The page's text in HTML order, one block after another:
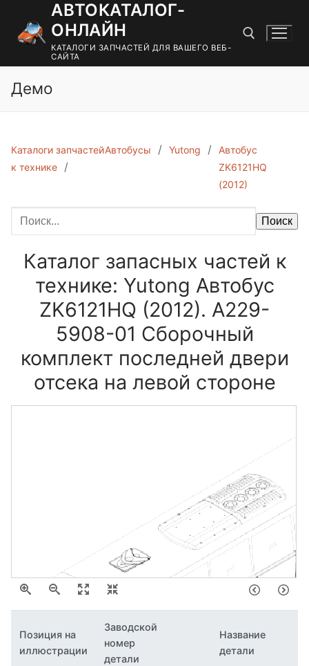
содержимому
АВТОКАТАЛОГ-
ОНЛАЙН
КАТАЛОГИ ЗАПЧАСТЕЙ ДЛЯ ВАШЕГО ВЕБ-
САЙТА
Демо
Каталоги запчастей
к технике
Автобусы Yutong
Автобус
ZK6121HQ
(2012)
Поиск
Каталог запасных частей к
технике: Yutong Автобус
ZK6121HQ (2012). A229-
5908-01 Сборочный
комплект последней двери
отсека на левой стороне
Позиция на
иллюстрации
Заводской
номер
детали
Название
детали